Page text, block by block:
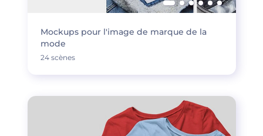
Mockups pour l'image de marque de la
mode
24 scènes